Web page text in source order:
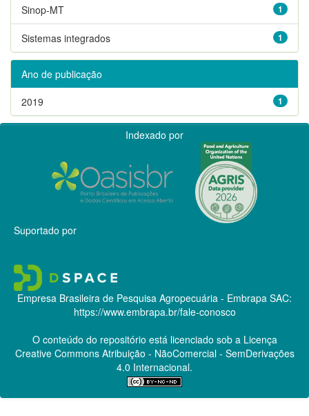
1
Sinop-MT
1
Sistemas integrados
Ano de publicação
1
2019
Indexado por
Suportado por
Empresa Brasileira de Pesquisa Agropecuária - Embrapa SAC:
https://www.embrapa.br/fale-conosco
O conteúdo do repositório está licenciado sob a Licença
Creative CommonsAtribuição - NãoComercial - SemDerivações
4.0 Internacional.